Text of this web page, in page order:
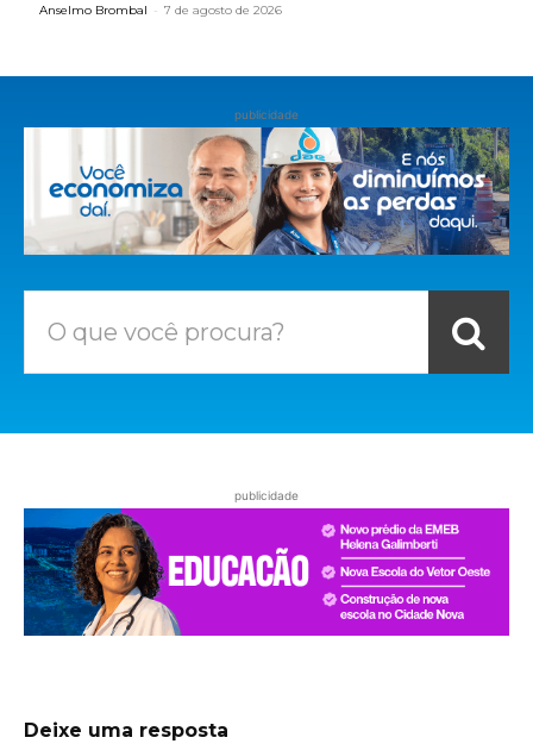
Anselmo Brombal - 7 de agosto de 2026
publicidade
O que você procura?
publicidade
Deixe uma resposta